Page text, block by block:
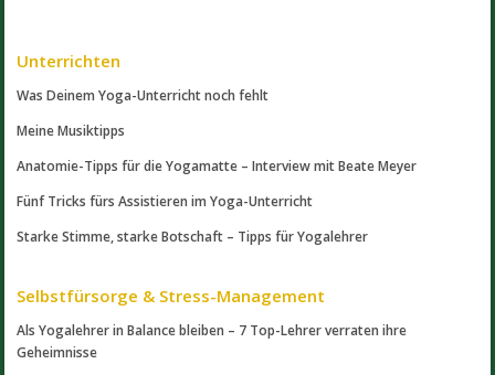
Unterrichten
Was Deinem Yoga-Unterricht noch fehlt
Meine Musiktipps
Anatomie-Tipps für die Yogamatte – Interview mit Beate Meyer
Fünf Tricks fürs Assistieren im Yoga-Unterricht
Starke Stimme, starke Botschaft – Tipps für Yogalehrer
Selbstfürsorge & Stress-Management
Als Yogalehrer in Balance bleiben – 7 Top-Lehrer verraten ihre
Geheimnisse